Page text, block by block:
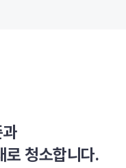
로 청소합니다.